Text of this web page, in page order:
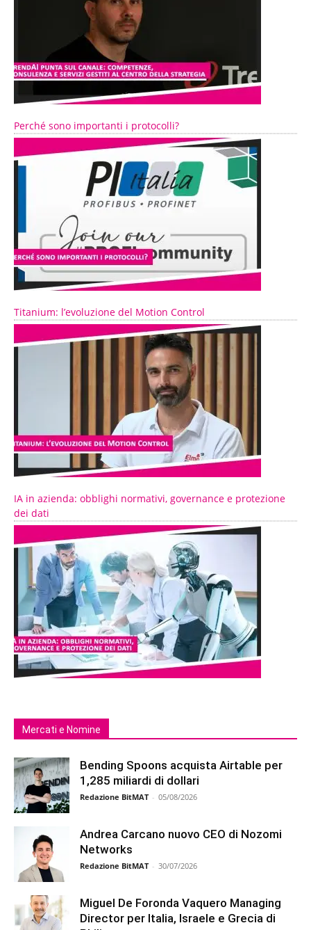
Perché sono importanti i protocolli?
Titanium: l’evoluzione del Motion Control
IA in azienda: obblighi normativi, governance e protezione
dei dati
Mercati e Nomine
Bending Spoons acquista Airtable per
1,285 miliardi di dollari
Redazione BitMAT - 05/08/2026
Andrea Carcano nuovo CEO di Nozomi
Networks
Redazione BitMAT - 30/07/2026
Miguel De Foronda Vaquero Managing
Director per Italia, Israele e Grecia di